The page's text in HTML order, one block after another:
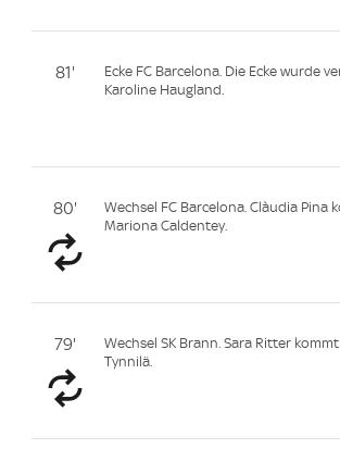
81'
Ecke FC Barcelona. Die Ecke wurde
Karoline Haugland.
80'
Wechsel FC Barcelona. Clàudia Pina
Mariona Caldentey.
79'
Wechsel SK Brann. Sara Ritter
Tynnilä.